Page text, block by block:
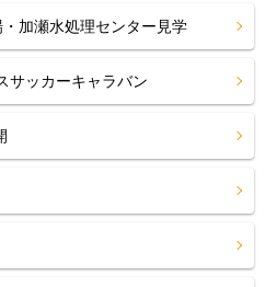
加瀬水処理センター見学
ッカーキャラバン